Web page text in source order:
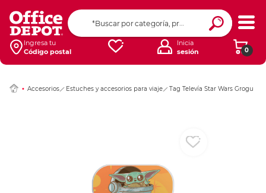
Ingresa tu
Código postal
0
Inicia
sesión
Accesorios Estuches y accesorios para viaje Tag Televía Star Wars Grogu
Ingresar Codigo